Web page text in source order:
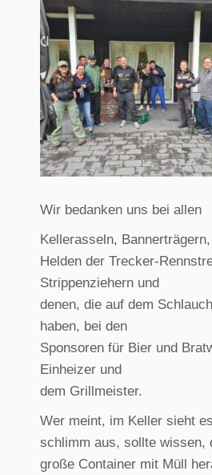
Wir bedanken uns bei allen
Kellerasseln,
Helden der Trecker-
Strippenziehern und
denen, die auf dem
haben, bei den
Sponsoren für Bier und
Einheizer und
dem Grillmeister.
Wer meint, im Keller sieht
schlimm aus, sollte wissen,
große Container mit Müll